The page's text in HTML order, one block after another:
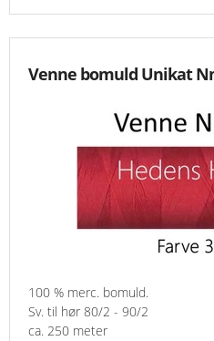
Venne bomuld Unikat
100 % merc. bomuld.
Sv. til hør 80/2 - 90/2
ca. 250 meter